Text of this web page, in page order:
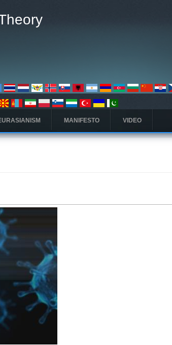
MANIFESTO VIDEO